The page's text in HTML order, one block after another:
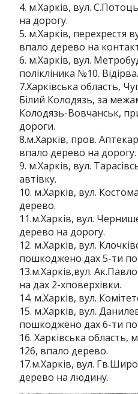
4. м.Харків, вул.
на дорогу.
5. м.Харків, перехрестя
впало дерево на
6. м.Харків, вул.
полікліника №10.
7.Харківська область,
Білий Колодязь, за
Колодязь-Вовчанськ,
дороги.
8.м.Харків, пров.
впало дерево на дорогу.
9. м.Харків, вул.
автівку.
10. м.Харків, вул.
дерево.
11.м.Харків, вул.
дерево на дорогу.
12. м.Харків, вул.
пошкоджено дах 5-ти
13.м.Харків,вул.
на дах 2-хповерхівки.
14. м.Харків, вул.
15. м.Харків, вул.
пошкоджено дах 6-ти
16. Харківська область,
126, впало дерево.
17.м.Харків, вул.
дерево на людину.